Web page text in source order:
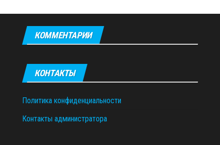
КОММЕНТАРИИ
КОНТАКТЫ
Политика конфиденциальности
Контакты администратора